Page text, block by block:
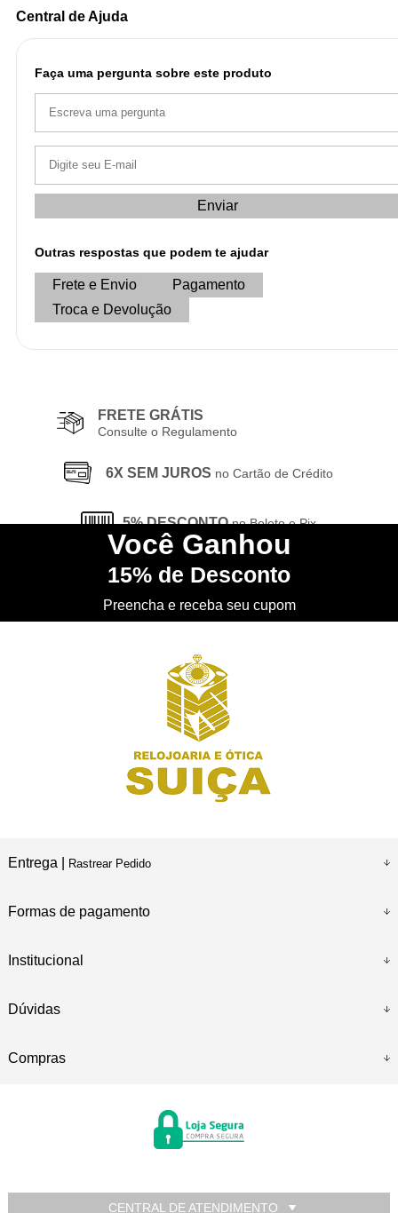
Central de Ajuda
Faça uma pergunta sobre este produto
Enviar
Outras respostas que podem te ajudar
Frete e Envio
Pagamento
Troca e Devolução
FRETE GRÁTIS
Consulte o Regulamento
6X SEM JUROS no Cartão de Crédito
5% DESCONTO no Boleto e Pix
CONHEÇA nossa Loja Física
Você Ganhou
15% de Desconto
Preencha e receba seu cupom
Entrega | Rastrear Pedido
Formas de pagamento
Institucional
Dúvidas
Compras
CENTRAL DE ATENDIMENTO